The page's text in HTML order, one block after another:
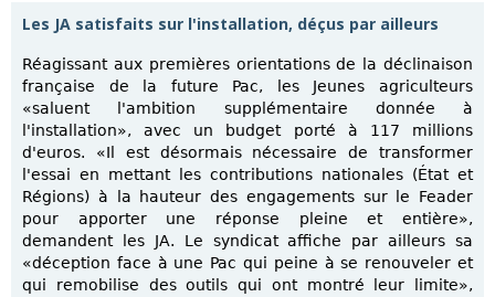
Les JA satisfaits sur l'installation, déçus par ailleurs
Réagissant aux premières orientations de la déclinaison
française de la future Pac, les Jeunes agriculteurs
«saluent l'ambition supplémentaire donnée à
l'installation», avec un budget porté à 117 millions
d'euros. «Il est désormais nécessaire de transformer
l'essai en mettant les contributions nationales (État et
Régions) à la hauteur des engagements sur le Feader
pour apporter une réponse pleine et entière»,
demandent les JA. Le syndicat affiche par ailleurs sa
«déception face à une Pac qui peine à se renouveler et
qui remobilise des outils qui ont montré leur limite»,